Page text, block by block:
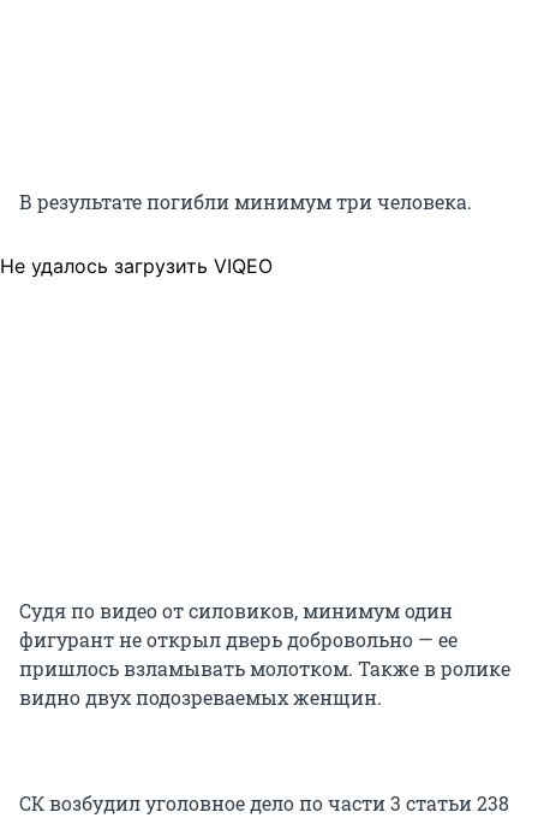
В результате погибли минимум три человека.
Не удалось загрузить VIQEO
Судя по видео от силовиков, минимум один
фигурант не открыл дверь добровольно — ее
пришлось взламывать молотком. Также в ролике
видно двух подозреваемых женщин.
СК возбудил уголовное дело по части 3 статьи 238